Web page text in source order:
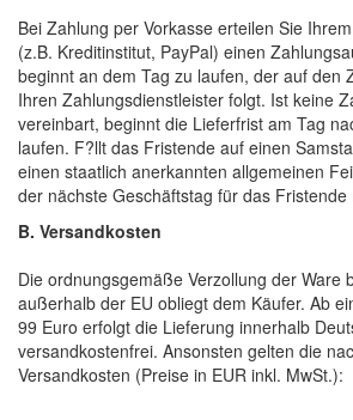
Bei Zahlung per Vorkasse erteilen Sie
(z.B. Kreditinstitut, PayPal) einen
beginnt an dem Tag zu laufen, der auf den
Ihren Zahlungsdienstleister folgt. Ist keine
vereinbart, beginnt die Lieferfrist am Tag
laufen. F?llt das Fristende auf einen
einen staatlich anerkannten allgemeinen
der nächste Geschäftstag für das Fristende
B. Versandkosten
Die ordnungsgemäße Verzollung der Ware
außerhalb der EU obliegt dem Käufer. Ab
99 Euro erfolgt die Lieferung innerhalb
versandkostenfrei. Ansonsten gelten die
Versandkosten (Preise in EUR inkl. MwSt.):